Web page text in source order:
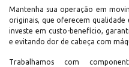
Mantenha sua operação em
originais, que oferecem
investe em custo-benefício,
e evitando dor de cabeça com
Trabalhamos com